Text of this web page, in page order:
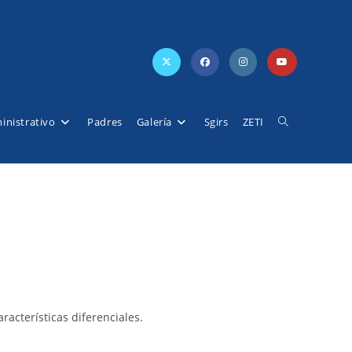
Padres Galería Sgirs ZETI Alternar
diferenciales.